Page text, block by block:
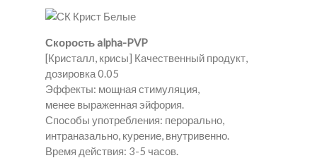
Скорость alpha-PVP
[Кристалл, крисы] Качественный продукт,
дозировка 0.05
Эффекты: мощная стимуляция,
менее выраженная эйфория.
Способы употребления: перорально,
интраназально, курение, внутривенно.
Время действия: 3-5 часов.